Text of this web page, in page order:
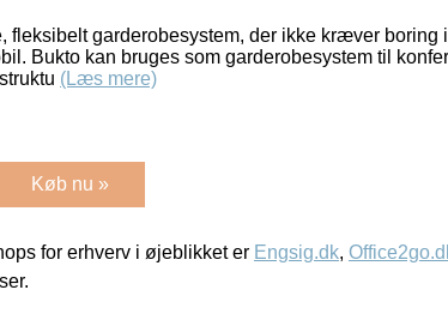
fleksibelt garderobesystem, der ikke kræver
Bukto kan bruges som garderobesystem til
(Læs mere)
Køb nu »
for erhverv i øjeblikket er Engsig.dk,